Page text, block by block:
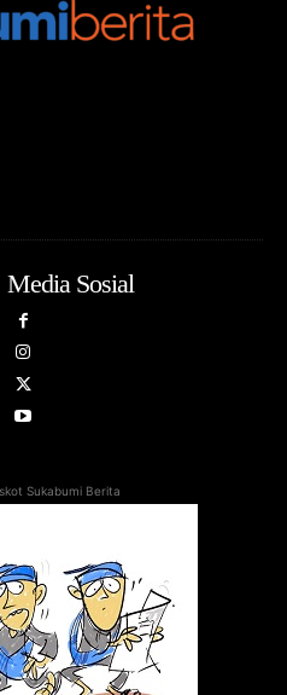
Media Sosial
Sukabumi Berita